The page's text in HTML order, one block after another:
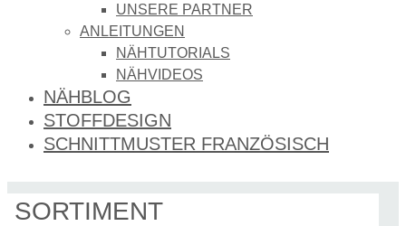
UNSERE PARTNER
ANLEITUNGEN
NÄHTUTORIALS
NÄHVIDEOS
NÄHBLOG
STOFFDESIGN
SCHNITTMUSTER FRANZÖSISCH
SORTIMENT